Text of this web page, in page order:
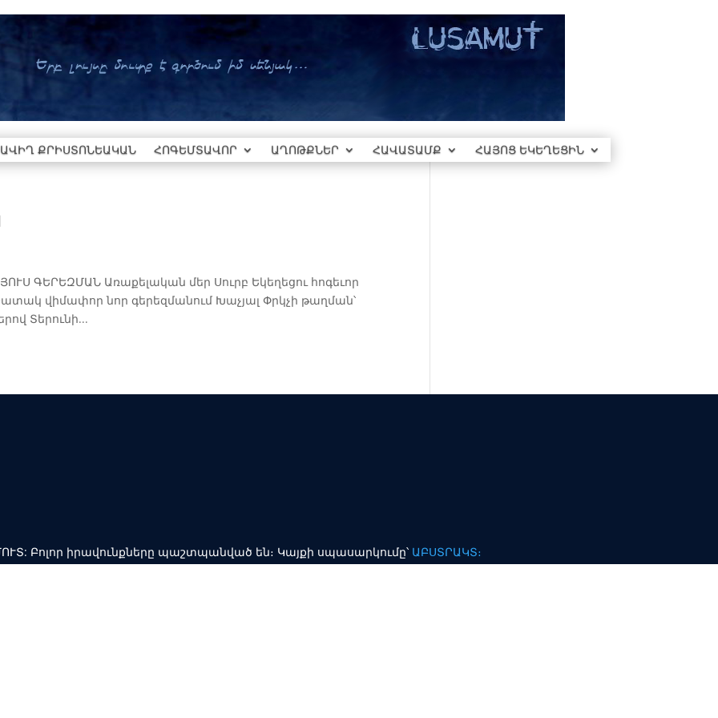
ՔՐԻՍՏՈՆԵԱԿԱՆ ՀՈԳԵՄՏԱՎՈՐ ԱՂՈԹՔՆԵՐ ՀԱՎԱՏԱՄՔ ՀԱՅՈՑ ԵԿԵՂԵՑԻՆ
Առաքելական մեր Սուրբ Եկեղեցու հոգեւոր
վիմափոր նոր գերեզմանում Խաչյալ Փրկչի թաղման՝
Տերունի...
Բոլոր իրավունքները պաշտպանված են։ Կայքի սպասարկումը՝ ԱԲՍՏՐԱԿՏ։